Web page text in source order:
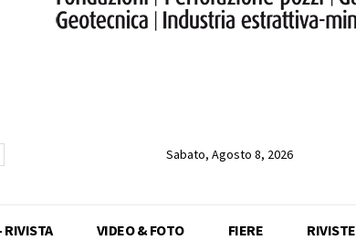
Sabato, Agosto 8, 2026
RIVISTA VIDEO & FOTO FIERE RIVISTE